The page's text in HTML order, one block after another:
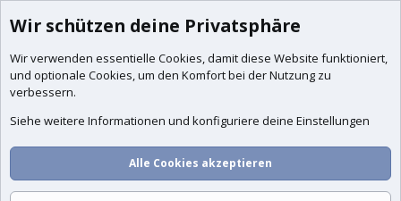
Wir schützen deine Privatsphäre
Wir verwenden essentielle Cookies, damit diese Website funktioniert,
und optionale Cookies, um den Komfort bei der Nutzung zu
verbessern.
Siehe weitere Informationen und konfiguriere deine Einstellungen
Alle Cookies akzeptieren